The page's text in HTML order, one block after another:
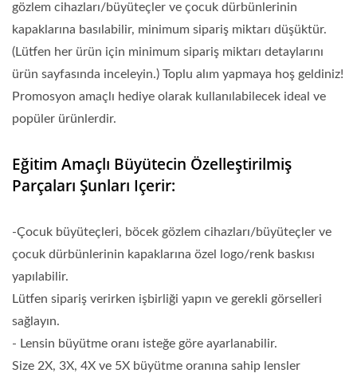
gözlem cihazları/büyüteçler ve çocuk dürbünlerinin
kapaklarına basılabilir, minimum sipariş miktarı düşüktür.
(Lütfen her ürün için minimum sipariş miktarı detaylarını
ürün sayfasında inceleyin.) Toplu alım yapmaya hoş geldiniz!
Promosyon amaçlı hediye olarak kullanılabilecek ideal ve
popüler ürünlerdir.
Eğitim Amaçlı Büyütecin Özelleştirilmiş
Parçaları Şunları Içerir:
-Çocuk büyüteçleri, böcek gözlem cihazları/büyüteçler ve
çocuk dürbünlerinin kapaklarına özel logo/renk baskısı
yapılabilir.
Lütfen sipariş verirken işbirliği yapın ve gerekli görselleri
sağlayın.
- Lensin büyütme oranı isteğe göre ayarlanabilir.
Size 2X, 3X, 4X ve 5X büyütme oranına sahip lensler